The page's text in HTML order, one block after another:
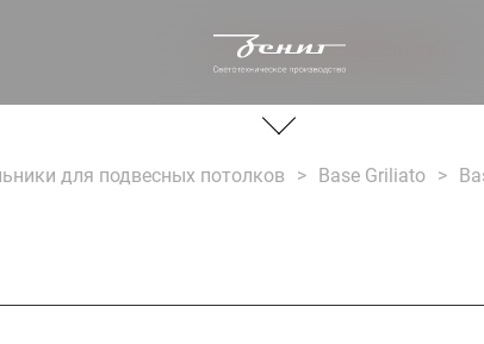
+ 7 812 244 20 66info@zenit-stp.ru
для подвесных потолков Base Griliato